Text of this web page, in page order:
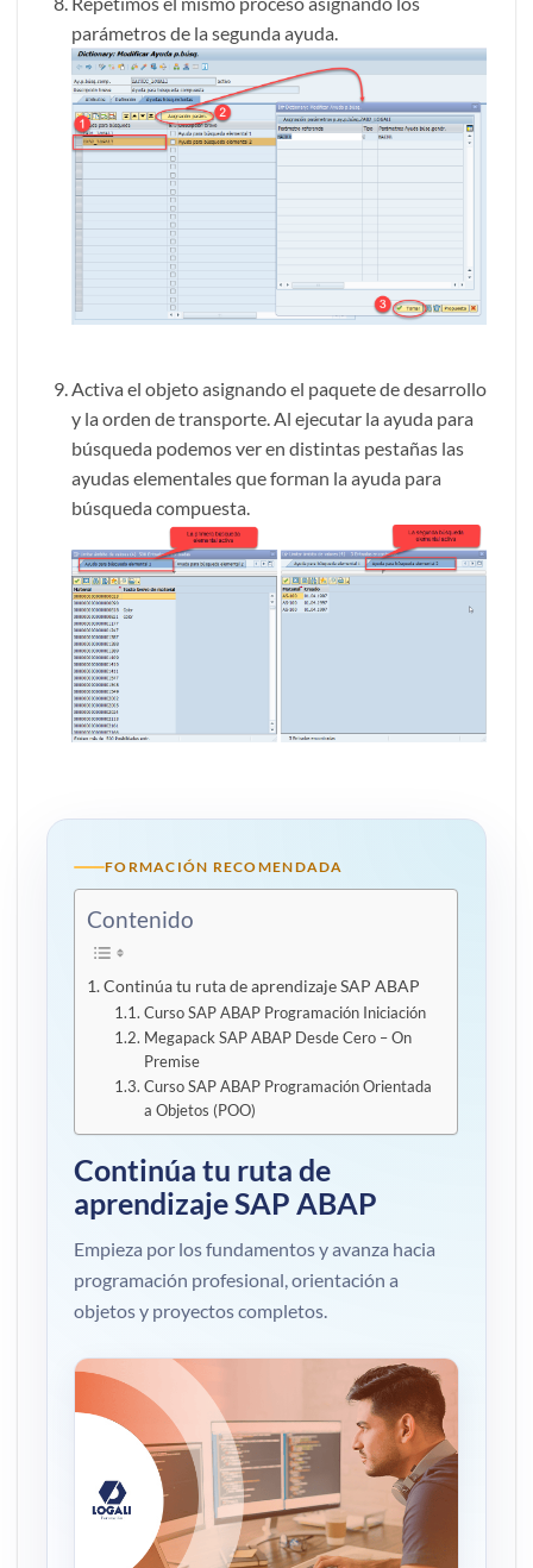
parámetros de la segunda ayuda.
Activa el objeto asignando el paquete de desarrollo
y la orden de transporte. Al ejecutar la ayuda para
búsqueda podemos ver en distintas pestañas las
ayudas elementales que forman la ayuda para
búsqueda compuesta.
FORMACIÓN RECOMENDADA
Contenido
Continúa tu ruta de aprendizaje SAP ABAP
Curso SAP ABAP Programación Iniciación
Megapack SAP ABAP Desde Cero – On
Premise
Curso SAP ABAP Programación Orientada
a Objetos (POO)
Continúa tu ruta de
aprendizaje SAP ABAP
Empieza por los fundamentos y avanza hacia
programación profesional, orientación a
objetos y proyectos completos.